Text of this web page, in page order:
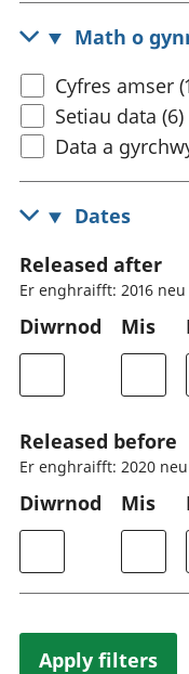
Math o
Cyfres amser
Setiau data (6)
Data a
Dates
Released after
Er enghraifft: 2016 neu
Diwrnod Mis
Released before
Er enghraifft: 2020 neu
Diwrnod Mis
Apply filters